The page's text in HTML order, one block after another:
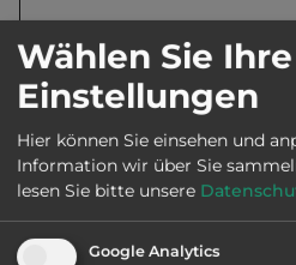
Telefon: 0049
Webseite:
Fläche:
Wählen Sie
Einstellungen
Hier können Sie einsehen und
Information wir über Sie
lesen Sie bitte unsere
Google Analytics